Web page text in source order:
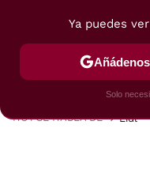
POSTRES VIAJES
HOY SE HABLA DE Lidl
Ya puedes
Solo